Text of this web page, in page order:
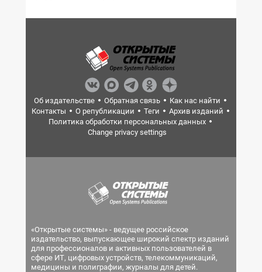
Об издательстве Обратная связь
Как нас найти
Контакты
О републикации Теги
Архив изданий
Политика обработки персональных данных
Change privacy settings
«Открытые системы» - ведущее российское
издательство, выпускающее широкий спектр изданий
для профессионалов и активных пользователей в
сфере ИТ, цифровых устройств, телекоммуникаций,
медицины и полиграфии, журналы для детей.